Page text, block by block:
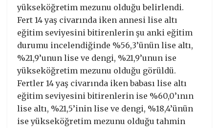
yükseköğretim mezunu olduğu belirlendi.
Fert 14 yaş civarında iken annesi lise altı
eğitim seviyesini bitirenlerin şu anki eğitim
durumu incelendiğinde %56,3’ünün lise altı,
%21,9’unun lise ve dengi, %21,9’unun ise
yükseköğretim mezunu olduğu görüldü.
Fertler 14 yaş civarında iken babası lise altı
eğitim seviyesini bitirenlerin ise %60,0’ının
lise altı, %21,5’inin lise ve dengi, %18,4’ünün
ise yükseköğretim mezunu olduğu tahmin